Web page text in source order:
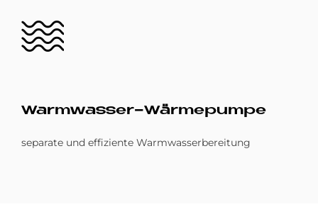
Bild
Warm­was­ser-Wär­me­pum­pe
separate und effiziente Warmwasserbereitung